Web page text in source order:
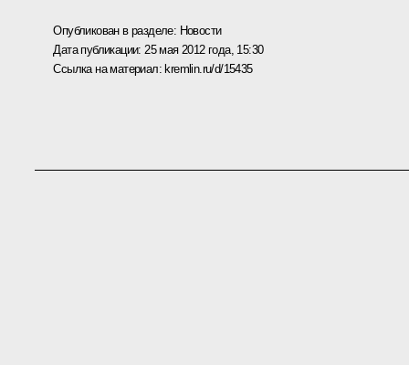
Опубликован в разделе: Новости
Дата публикации: 25 мая 2012 года, 15:30
Ссылка на материал: kremlin.ru/d/15435